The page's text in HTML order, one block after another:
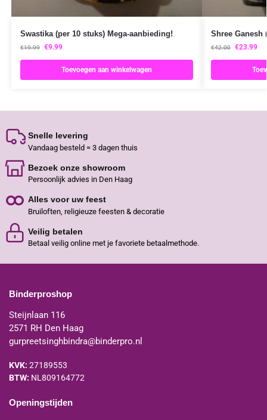
Swastika (per 10 stuks) Mega-aanbieding!
€19.99 €9.99
Toevoegen aan winkelwagen
Shree Ganesh
€42.00 €23.99
Snelle levering
Vandaag besteld = 3 dagen thuis
Bezoek onze showroom
Persoonlijk advies in Den Haag
Alles voor uw feest
Bruiloften, religieuze feesten & decoratie
Veilig betalen
Betaal veilig online met je favoriete betaalmethode.
Binderproshop
Steijnlaan 116
2571 RH Den Haag
gurpreetsinghbindra@binderpro.nl
KVK: 27189553
BTW: NL809164772
Openingstijden